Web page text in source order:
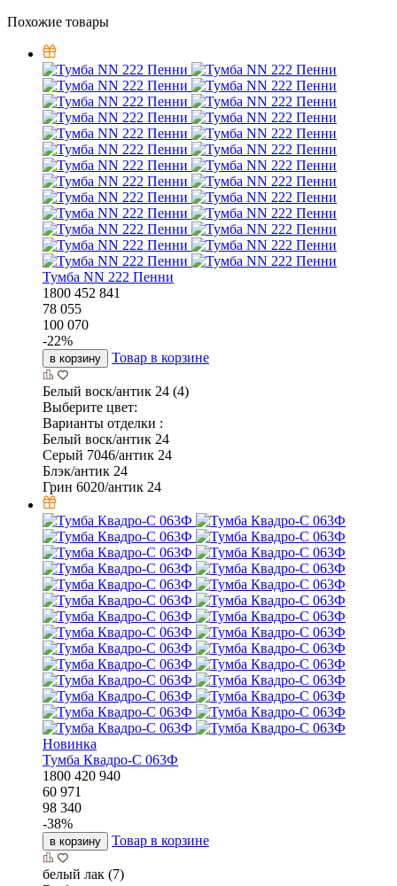
Похожие товары
Тумба NN 222 Пенни
1800 452 841
78 055
100 070
-22%
в корзину Товар в корзине
Белый воск/антик 24 (4)
Выберите цвет:
Варианты отделки :
Белый воск/антик 24
Серый 7046/антик 24
Блэк/антик 24
Грин 6020/антик 24
Новинка
Тумба Квадро-С 063Ф
1800 420 940
60 971
98 340
-38%
в корзину Товар в корзине
белый лак (7)